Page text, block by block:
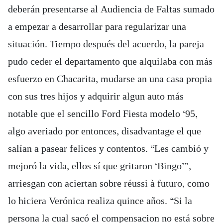
deberán presentarse al Audiencia de Faltas sumado
a empezar a desarrollar para regularizar una
situación. Tiempo después del acuerdo, la pareja
pudo ceder el departamento que alquilaba con más
esfuerzo en Chacarita, mudarse an una casa propia
con sus tres hijos y adquirir algun auto más
notable que el sencillo Ford Fiesta modelo ‘95,
algo averiado por entonces, disadvantage el que
salían a pasear felices y contentos. “Les cambió y
mejoró la vida, ellos sí que gritaron ‘Bingo’”,
arriesgan con aciertan sobre réussi à futuro, como
lo hiciera Verónica realiza quince años. “Si la
persona la cual sacó el compensacion no está sobre